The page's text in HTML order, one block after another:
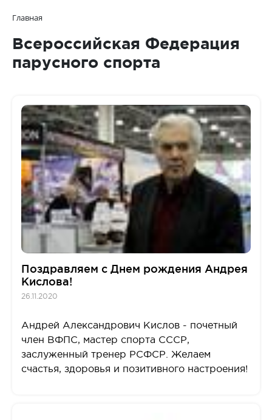
Главная
Всероссийская Федерация
парусного спорта
Поздравляем с Днем рождения Андрея
Кислова!
26.11.2020
Андрей Александрович Кислов - почетный
член ВФПС, мастер спорта СССР,
заслуженный тренер РСФСР. Желаем
счастья, здоровья и позитивного настроения!